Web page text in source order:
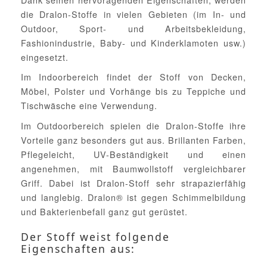
die Dralon-Stoffe in vielen Gebieten (im In- und
Outdoor, Sport- und Arbeitsbekleidung,
Fashionindustrie, Baby- und Kinderklamoten usw.)
eingesetzt.
Im Indoorbereich findet der Stoff von Decken,
Möbel, Polster und Vorhänge bis zu Teppiche und
Tischwäsche eine Verwendung.
Im Outdoorbereich spielen die Dralon-Stoffe ihre
Vorteile ganz besonders gut aus. Brillanten Farben,
Pflegeleicht, UV-Beständigkeit und einen
angenehmen, mit Baumwollstoff vergleichbarer
Griff. Dabei ist Dralon-Stoff sehr strapazierfähig
und langlebig. Dralon® ist gegen Schimmelbildung
und Bakterienbefall ganz gut gerüstet.
Der Stoff weist folgende
Eigenschaften aus: